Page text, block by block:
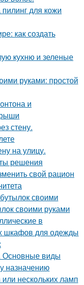
для кожи
как создать
кухню и зеленые
руками: простой
и
стену.
на улицу.
решения
свой рацион
своими
своими руками
в
шкафов для одежды
Основные виды
назначению
нескольких ламп